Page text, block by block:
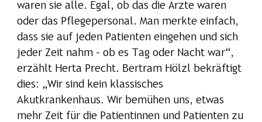
waren sie alle. Egal, ob das die Ärzte waren
oder das Pflegepersonal. Man merkte einfach,
dass sie auf jeden Patienten eingehen und sich
jeder Zeit nahm – ob es Tag oder Nacht war“,
erzählt Herta Precht. Bertram Hölzl bekräftigt
dies: „Wir sind kein klassisches
Akutkrankenhaus. Wir bemühen uns, etwas
mehr Zeit für die Patientinnen und Patienten zu